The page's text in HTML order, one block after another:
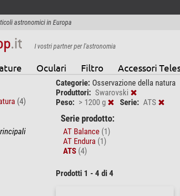
astronomici in Europa
I vostri partner per l'astronomia
Oculari Filtro Accessori
(4)
Categorie: Osservazione della natura
Produttori: Swarovski
Peso: > 1200 g Serie: ATS
Serie prodotto:
AT Balance (1)
AT Endura (1)
ATS (4)
Prodotti 1 - 4 di 4